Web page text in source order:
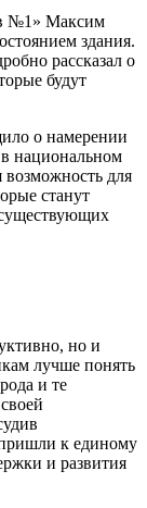
№1» Максим
здания.
рассказал о
будут
о намерении
национальном
возможность для
станут
но и
лучше понять
и те
к единому
и развития